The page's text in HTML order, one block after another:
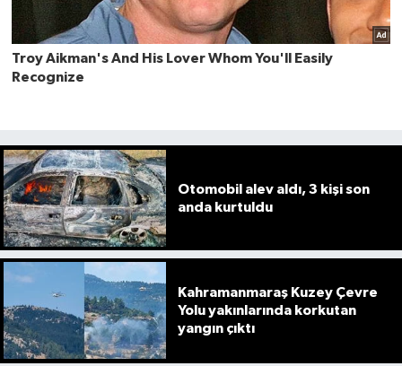
Otomobil alev aldı, 3 kişi son
anda kurtuldu
Kahramanmaraş Kuzey Çevre
Yolu yakınlarında korkutan
yangın çıktı